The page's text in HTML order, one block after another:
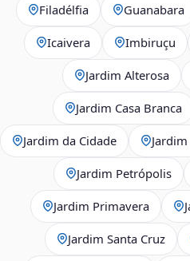
Filadélfia Guanabara
Icaivera Imbiruçu
Jardim Alterosa
Jardim Casa Branca
Jardim da Cidade
Jardim Petrópolis
Jardim Primavera
Jardim Santa Cruz